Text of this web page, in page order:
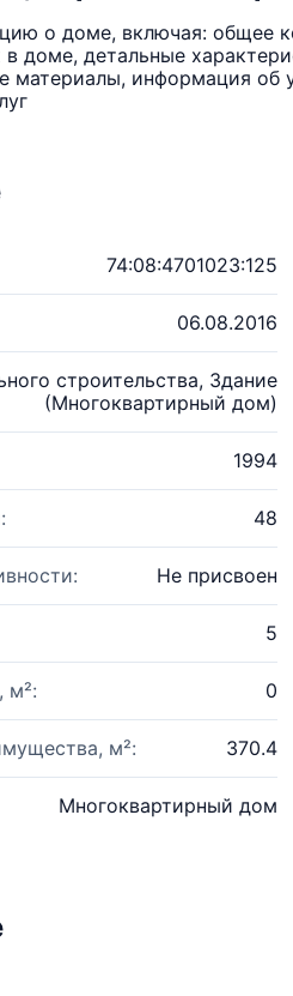
о доме, включая: общее
доме, детальные
материалы, информация
74:08:4701023:125
06.08.2016
строительства, Здание
(Многоквартирный дом)
1994
48
Не присвоен
5
м²: 0
м²: 370.4
Многоквартирный дом